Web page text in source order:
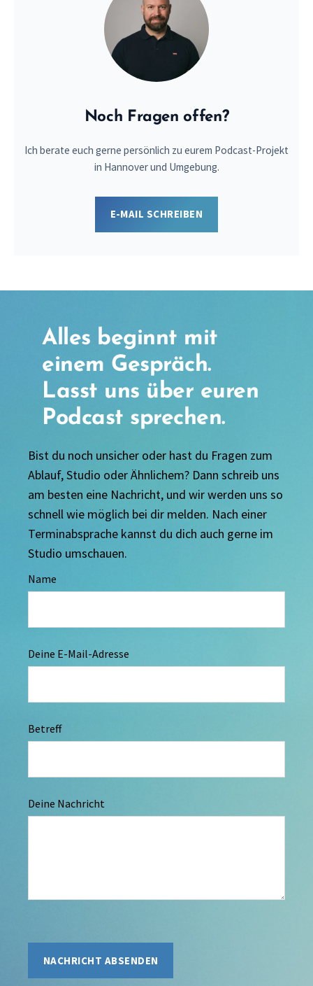
Noch Fragen offen?
Ich berate euch gerne persönlich zu eurem Podcast-Projekt
in Hannover und Umgebung.
E-MAIL SCHREIBEN
Alles beginnt mit
einem Gespräch.
Lasst uns über euren
Podcast sprechen.
Bist du noch unsicher oder hast du Fragen zum
Ablauf, Studio oder Ähnlichem? Dann schreib uns
am besten eine Nachricht, und wir werden uns so
schnell wie möglich bei dir melden. Nach einer
Terminabsprache kannst du dich auch gerne im
Studio umschauen.
Name
Deine E-Mail-Adresse
Betreff
Deine Nachricht